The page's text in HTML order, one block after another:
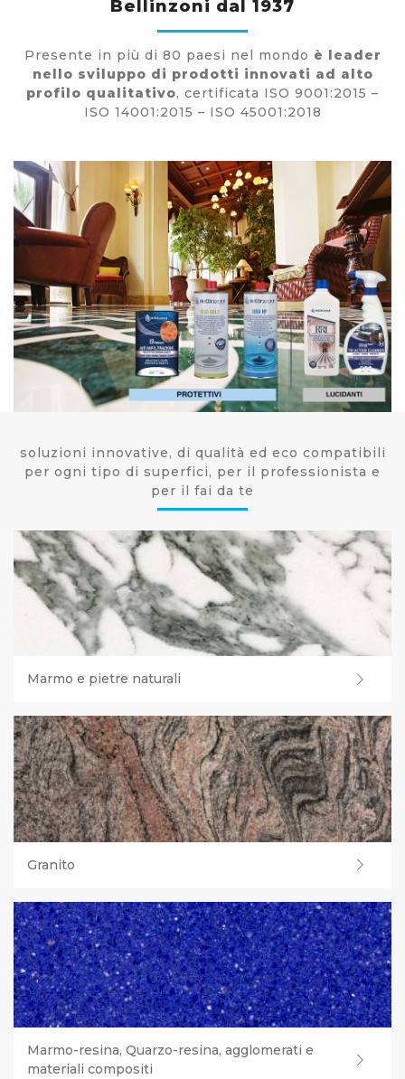
Bellinzoni dal 1937
Presente in più di 80 paesi nel mondo è leader
nello sviluppo di prodotti innovati ad alto
profilo qualitativo, certificata ISO 9001:2015 –
ISO 14001:2015 – ISO 45001:2018
soluzioni innovative, di qualità ed eco compatibili
per ogni tipo di superfici, per il professionista e
per il fai da te
Marmo e pietre naturali
Granito
Marmo-resina, Quarzo-resina, agglomerati e
materiali compositi